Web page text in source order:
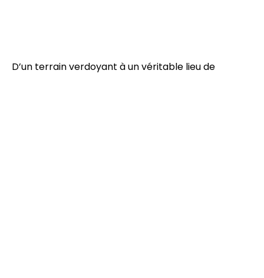
D’un terrain verdoyant à un véritable lieu de